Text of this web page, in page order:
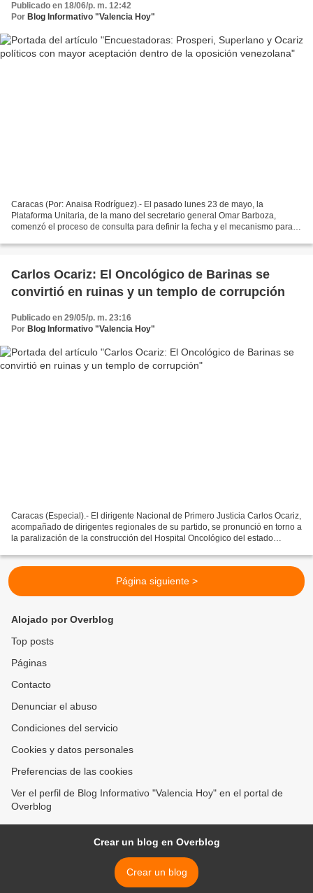
Publicado en 18/06/p. m. 12:42
Por Blog Informativo "Valencia Hoy"
Caracas (Por: Anaisa Rodríguez).- El pasado lunes 23 de mayo, la
Plataforma Unitaria, de la mano del secretario general Omar Barboza,
comenzó el proceso de consulta para definir la fecha y el mecanismo para
Carlos Ocariz: El Oncológico de Barinas se
convirtió en ruinas y un templo de corrupción
Publicado en 29/05/p. m. 23:16
Por Blog Informativo "Valencia Hoy"
Caracas (Especial).- El dirigente Nacional de Primero Justicia Carlos Ocariz,
acompañado de dirigentes regionales de su partido, se pronunció en torno a
la paralización de la construcción del Hospital Oncológico del estado
Página siguiente >
Alojado por Overblog
Top posts
Páginas
Contacto
Denunciar el abuso
Condiciones del servicio
Cookies y datos personales
Preferencias de las cookies
Ver el perfil de Blog Informativo "Valencia Hoy" en el portal de
Overblog
Crear un blog en Overblog
Crear un blog